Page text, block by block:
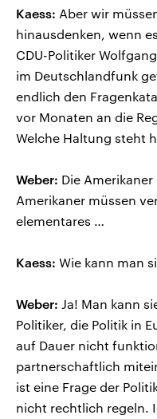
Kaess: Aber wir
hinausdenken, wenn
CDU-Politiker
im Deutschlandfunk
endlich den
vor Monaten an die
Welche Haltung steht
Weber: Die
Amerikaner müssen
elementares …
Kaess: Wie kann man
Weber: Ja! Man kann
Politiker, die Politik in
auf Dauer nicht
partnerschaftlich
ist eine Frage der
nicht rechtlich regeln.